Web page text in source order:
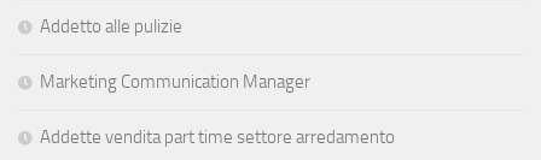
Addetto alle pulizie
Marketing Communication Manager
Addette vendita part time settore arredamento